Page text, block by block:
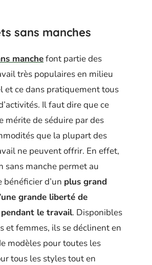
sans manches
manchefont partie des
très populaires en milieu
et ce dans pratiquement tous
Il faut dire que ce
mérite de séduire par des
que la plupart des
ne peuvent offrir. En effet,
sans manche permet au
d’un plus grand
grande liberté de
le travail. Disponibles
et femmes, ils se déclinent en
modèles pour toutes les
tous les styles tout en